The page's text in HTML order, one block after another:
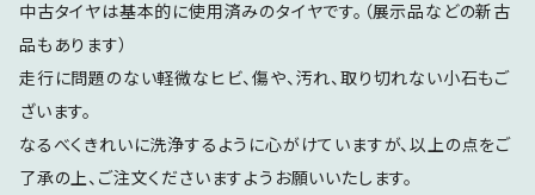
中古タイヤは基本的に使用済みのタイヤです。（展示品などの新古
品もあります）
走行に問題のない軽微なヒビ、傷や、汚れ、取り切れない小石もご
ざいます。
なるべくきれいに洗浄するように心がけていますが、以上の点をご
了承の上、ご注文くださいますようお願いいたします。